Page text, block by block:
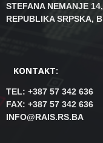
STEFANA NEMANJE
REPUBLIKA SRPSKA,
KONTAKT:
TEL: +387 57 342 636
FAX: +387 57 342 636
INFO@RAIS.RS.BA